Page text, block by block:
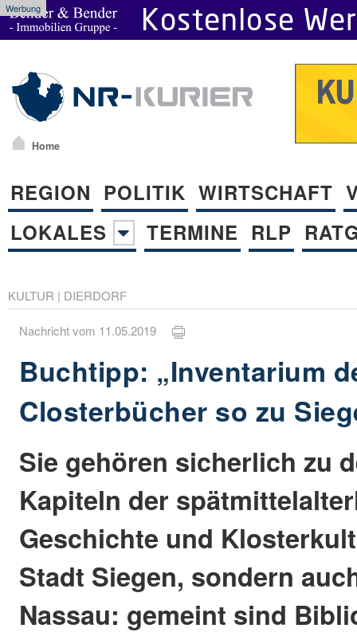
Werbung
Home
REGION POLITIK WIRTSCHAFT
LOKALES
TERMINE RLP
KULTUR | DIERDORF
Nachricht vom 11.05.2019
Buchtipp: „Inventarium
Closterbücher so zu
Sie gehören sicherlich zu
Kapiteln der
Geschichte und
Stadt Siegen, sondern
Nassau: gemeint sind